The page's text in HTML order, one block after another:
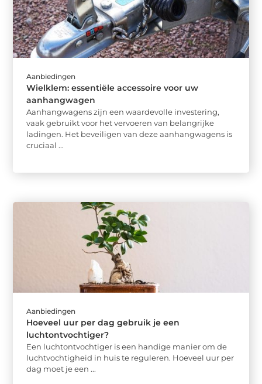
Aanbiedingen
Wielklem: essentiële accessoire voor uw
aanhangwagen
Aanhangwagens zijn een waardevolle investering,
vaak gebruikt voor het vervoeren van belangrijke
ladingen. Het beveiligen van deze aanhangwagens is
cruciaal ...
Aanbiedingen
Hoeveel uur per dag gebruik je een
luchtontvochtiger?
Een luchtontvochtiger is een handige manier om de
luchtvochtigheid in huis te reguleren. Hoeveel uur per
dag moet je een ...